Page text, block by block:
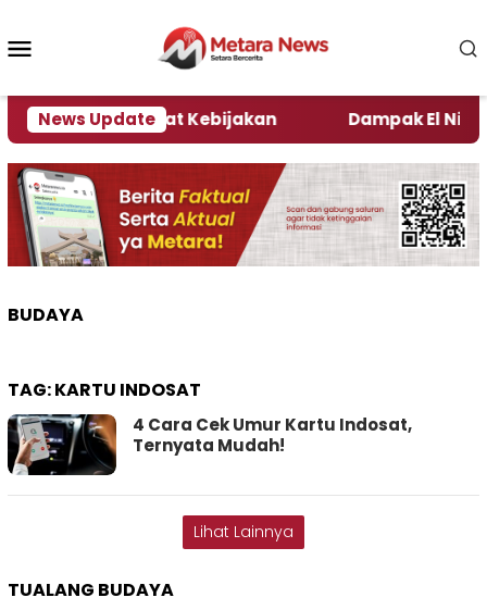
konten
News Update
Kata Pengamat Kebijakan Dampak El Nino,
BUDAYA
TAG:KARTU INDOSAT
4 Cara Cek Umur Kartu Indosat,
Ternyata Mudah!
Lihat Lainnya
TUALANG BUDAYA